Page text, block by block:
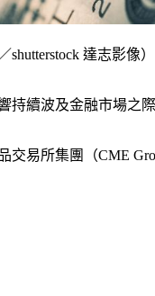
達志影像）
持續波及金融市場之
交易所集團（CME